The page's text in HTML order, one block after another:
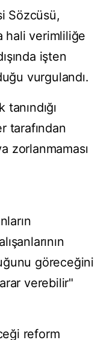
Sözcüsü,
hali verimliliğe
işten
vurgulandı.
tarafından
zorlanmaması
göreceğini
verebilir"
reform